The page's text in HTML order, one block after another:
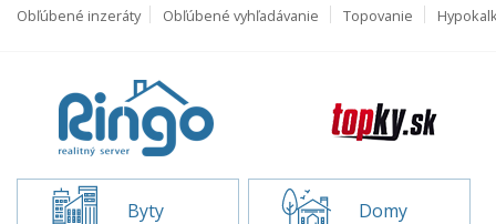
Obľúbené inzeráty Obľúbené vyhľadávanie Topovanie
Byty Domy